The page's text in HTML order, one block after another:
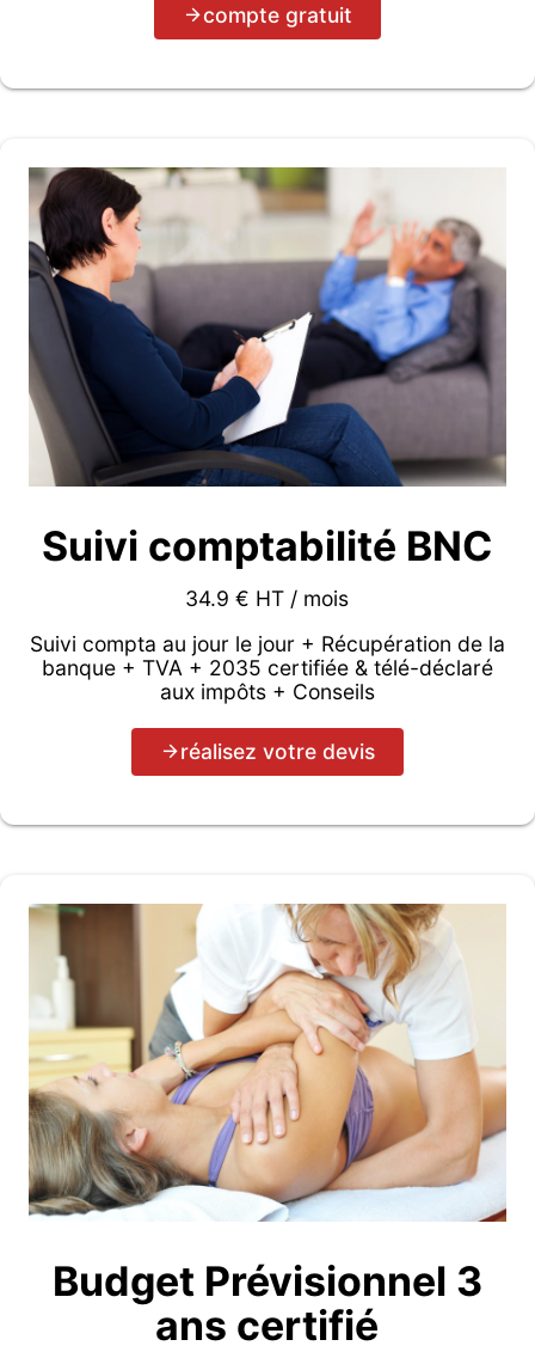
compte gratuit
Suivi comptabilité BNC
34.9 € HT / mois
Suivi compta au jour le jour + Récupération de la
banque + TVA + 2035 certifiée & télé-déclaré
aux impôts + Conseils
réalisez votre devis
Budget Prévisionnel 3
ans certifié